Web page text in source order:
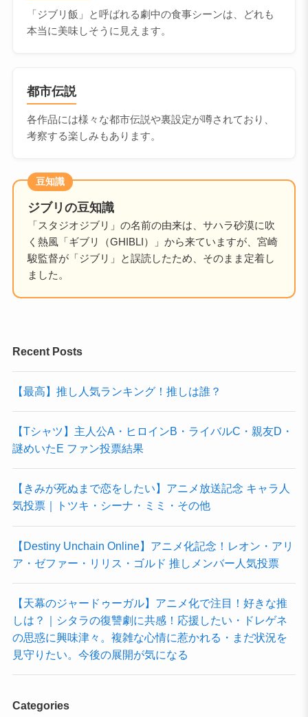
「ジブリ飯」と呼ばれる劇中の食事シーンは、どれも
本当に美味しそうに見えます。
都市伝説
各作品には様々な都市伝説や裏設定が噂されており、
考察する楽しみもあります。
豆知識
ジブリの豆知識
「スタジオジブリ」の名前の由来は、サハラ砂漠に吹
く熱風「ギブリ（GHIBLI）」から来ていますが、宮崎
駿監督が「ジブリ」と誤読したため、そのまま定着し
ました。
Recent Posts
【最高】推し人気ランキング！推しは誰？
【Tシャツ】主人公A・ヒロインB・ライバルC・親友D・
謎めいたE ファン投票結果
【きみが死ぬまで恋をしたい】アニメ放送記念 キャラ人
気投票｜トツキ・シーナ・ミミ・その他
【Destiny Unchain Online】アニメ化記念！レオン・アリ
ア・ゼファー・リリス・ゴルド 推しメンバー人気投票
【天幕のジャードゥーガル】アニメ化で注目！好きな推
しは？｜シタラの復讐劇に共感！応援したい・ドレゲネ
の思惑に興味津々。複雑な心情に惹かれる・まだ状況を
見守りたい。今後の展開が気になる
Categories